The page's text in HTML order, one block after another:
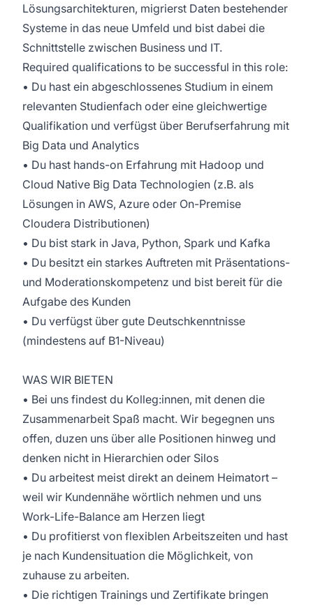
Lösungsarchitekturen, migrierst Daten bestehender
Systeme in das neue Umfeld und bist dabei die
Schnittstelle zwischen Business und IT.
Required qualifications to be successful in this role:
• Du hast ein abgeschlossenes Studium in einem
relevanten Studienfach oder eine gleichwertige
Qualifikation und verfügst über Berufserfahrung mit
Big Data und Analytics
• Du hast hands-on Erfahrung mit Hadoop und
Cloud Native Big Data Technologien (z.B. als
Lösungen in AWS, Azure oder On-Premise
Cloudera Distributionen)
• Du bist stark in Java, Python, Spark und Kafka
• Du besitzt ein starkes Auftreten mit Präsentations-
und Moderationskompetenz und bist bereit für die
Aufgabe des Kunden
• Du verfügst über gute Deutschkenntnisse
(mindestens auf B1-Niveau)
WAS WIR BIETEN
• Bei uns findest du Kolleg:innen, mit denen die
Zusammenarbeit Spaß macht. Wir begegnen uns
offen, duzen uns über alle Positionen hinweg und
denken nicht in Hierarchien oder Silos
• Du arbeitest meist direkt an deinem Heimatort –
weil wir Kundennähe wörtlich nehmen und uns
Work-Life-Balance am Herzen liegt
• Du profitierst von flexiblen Arbeitszeiten und hast
je nach Kundensituation die Möglichkeit, von
zuhause zu arbeiten.
• Die richtigen Trainings und Zertifikate bringen